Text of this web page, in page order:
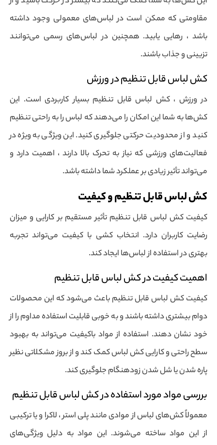
مقاومتی که ممکن است در لباس‌های معمولی وجود داشته
باشد ، رهایی یابید. همچنین در لباس‌های رسمی می‌توانند
تزیینی و جذاب باشند.
کش لباس قابل تنظیم در ورزش
در ورزش ، کش لباس قابل تنظیم بسیار کاربردی است. این
کش‌ها به شما این امکان را می‌دهند که لباس را به راحتی تنظیم
کنید و از محدودیت حرکتی جلوگیری کنید. این ویژگی به ویژه در
فعالیت‌های ورزشی که نیاز به تحرک بالا دارند ، اهمیت دارد و
می‌تواند تأثیر زیادی بر عملکرد شما داشته باشد.
کش لباس قابل تنظیم و کیفیت
کیفیت کش لباس قابل تنظیم تأثیر مستقیم بر کارایی و میزان
رضایت کاربران دارد. انتخاب کشی با کیفیت می‌تواند تجربه
بهتری در استفاده از لباس‌ها ایجاد کند.
اهمیت کیفیت در کش لباس قابل تنظیم
کیفیت کش لباس قابل تنظیم باعث می‌شود که این محصولات
دوام بیشتری داشته باشند و به خوبی قابلیت استفاده مداوم را از
خود نشان دهند. استفاده از مواد باکیفیت می‌تواند به بهبود
سطح راحتی و کارایی کش لباس کمک کند و از بروز مشکلاتی نظیر
پاره شدن یا شل شدن زودهنگام جلوگیری کند.
بررسی مواد مورد استفاده در کش لباس قابل تنظیم
معمولاً کش‌های لباس از موادی مانند پلی استر ، لاکرا و یا ترکیبی
از این مواد ساخته می‌شوند. این مواد به دلیل ویژگی‌های